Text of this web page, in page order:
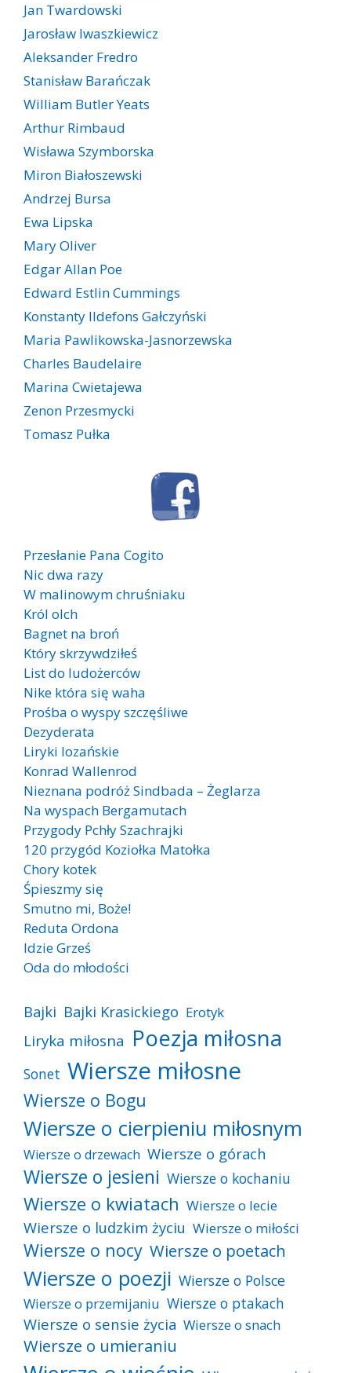
Jan Twardowski
Jarosław Iwaszkiewicz
Aleksander Fredro
Stanisław Barańczak
William Butler Yeats
Arthur Rimbaud
Wisława Szymborska
Miron Białoszewski
Andrzej Bursa
Ewa Lipska
Mary Oliver
Edgar Allan Poe
Edward Estlin Cummings
Konstanty Ildefons Gałczyński
Maria Pawlikowska-Jasnorzewska
Charles Baudelaire
Marina Cwietajewa
Zenon Przesmycki
Tomasz Pułka
Przesłanie Pana Cogito
Nic dwa razy
W malinowym chruśniaku
Król olch
Bagnet na broń
Który skrzywdziłeś
List do ludożerców
Nike która się waha
Prośba o wyspy szczęśliwe
Dezyderata
Liryki lozańskie
Konrad Wallenrod
Nieznana podróż Sindbada – Żeglarza
Na wyspach Bergamutach
Przygody Pchły Szachrajki
120 przygód Koziołka Matołka
Chory kotek
Śpieszmy się
Smutno mi, Boże!
Reduta Ordona
Idzie Grześ
Oda do młodości
Bajki Bajki Krasickiego Erotyk
Liryka miłosna Poezja miłosna
Sonet Wiersze miłosne
Wiersze o Bogu
Wiersze o cierpieniu miłosnym
Wiersze o drzewach Wiersze o górach
Wiersze o jesieni Wiersze o kochaniu
Wiersze o kwiatach Wiersze o lecie
Wiersze o ludzkim życiu Wiersze o miłości
Wiersze o nocy Wiersze o poetach
Wiersze o poezji Wiersze o Polsce
Wiersze o przemijaniu Wiersze o ptakach
Wiersze o sensie życia Wiersze o snach
Wiersze o umieraniu